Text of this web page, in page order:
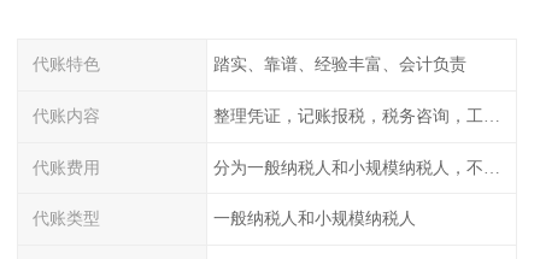
代账特色 踏实、靠谱、经验丰富、会计负责
代账内容
代账费用
代账类型 一般纳税人和小规模纳税人